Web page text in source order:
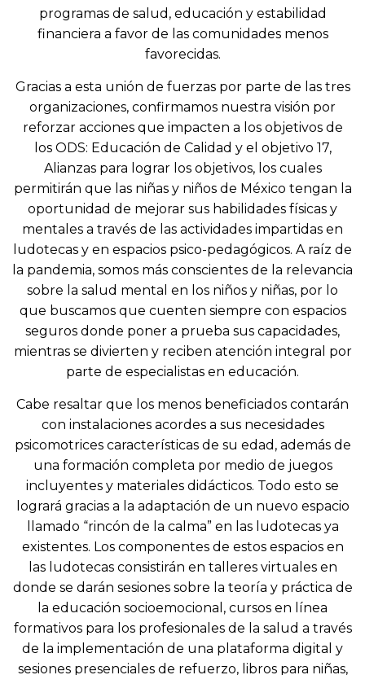
programas de salud, educación y estabilidad
financiera a favor de las comunidades menos
favorecidas.
Gracias a esta unión de fuerzas por parte de las tres
organizaciones, confirmamos nuestra visión por
reforzar acciones que impacten a los objetivos de
los ODS: Educación de Calidad y el objetivo 17,
Alianzas para lograr los objetivos, los cuales
permitirán que las niñas y niños de México tengan la
oportunidad de mejorar sus habilidades físicas y
mentales a través de las actividades impartidas en
ludotecas y en espacios psico-pedagógicos. A raíz de
la pandemia, somos más conscientes de la relevancia
sobre la salud mental en los niños y niñas, por lo
que buscamos que cuenten siempre con espacios
seguros donde poner a prueba sus capacidades,
mientras se divierten y reciben atención integral por
parte de especialistas en educación.
Cabe resaltar que los menos beneficiados contarán
con instalaciones acordes a sus necesidades
psicomotrices características de su edad, además de
una formación completa por medio de juegos
incluyentes y materiales didácticos. Todo esto se
logrará gracias a la adaptación de un nuevo espacio
llamado “rincón de la calma” en las ludotecas ya
existentes. Los componentes de estos espacios en
las ludotecas consistirán en talleres virtuales en
donde se darán sesiones sobre la teoría y práctica de
la educación socioemocional, cursos en línea
formativos para los profesionales de la salud a través
de la implementación de una plataforma digital y
sesiones presenciales de refuerzo, libros para niñas,